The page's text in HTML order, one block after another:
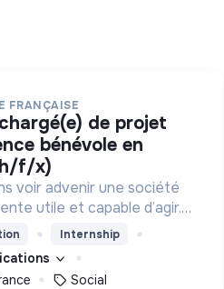
FRANÇAISE
bénévole en
f/x)
voir advenir une société
utile et capable d’agir.
proposons des moyens et
innovants et
Internship
Social